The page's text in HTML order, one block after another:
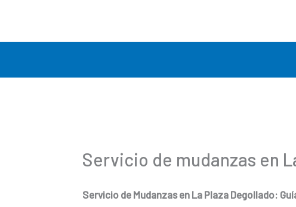
contenido
Servicio de mudanzas en
Servicio de Mudanzas en La Plaza Degollado: